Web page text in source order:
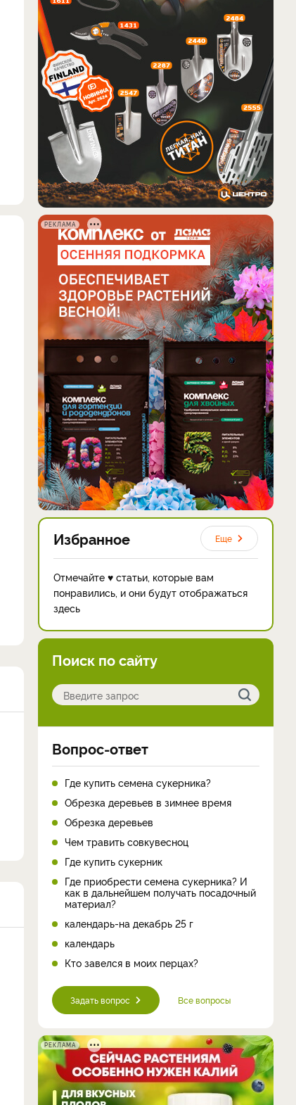
РЕКЛАМА
Избранное Еще
Отмечайте ♥ статьи, которые вам
понравились, и они будут отображаться
здесь
Поиск по сайту
Вопрос-ответ
Где купить семена сукерника?
Обрезка деревьев в зимнее время
Обрезка деревьев
Чем травить совкувесноц
Где купить сукерник
Где приобрести семена сукерника? И
как в дальнейшем получать посадочный
материал?
календарь-на декабрь 25 г
календарь
Кто завелся в моих перцах?
Задать вопрос Все вопросы
РЕКЛАМА